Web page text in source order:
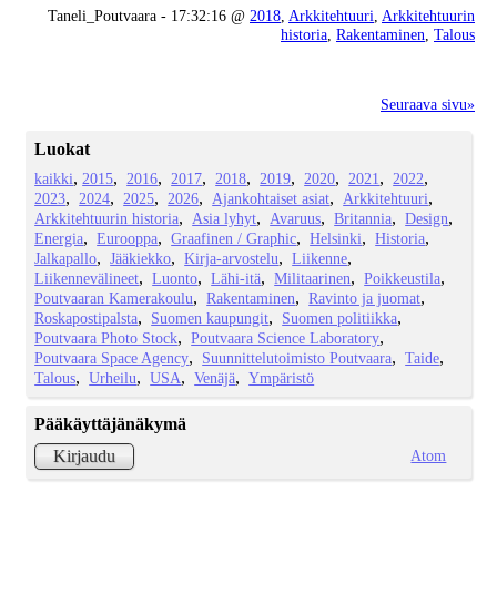
Taneli_Poutvaara - 17:32:16 @ 2018, Arkkitehtuuri, Arkkitehtuurin
historia, Rakentaminen, Talous
Seuraava sivu»
Luokat
kaikki 2015 2016 2017 2018 2019 2020 2021
2022
2023
2024 2025 2026 Ajankohtaiset asiat
Arkkitehtuuri
Arkkitehtuurin historia
Asia lyhyt Avaruus Britannia
Design
Energia
Eurooppa Graafinen / Graphic Helsinki
Historia
Jalkapallo
Jääkiekko Kirja-arvostelu
Liikenne
Liikennevälineet
Luonto Lähi-itä Militaarinen
Poikkeustila
Poutvaaran Kamerakoulu
Rakentaminen
Ravinto ja juomat
Roskapostipalsta
Suomen kaupungit
Suomen politiikka
Poutvaara Photo Stock
Poutvaara Science Laboratory
Poutvaara Space Agency
Suunnittelutoimisto Poutvaara
Taide
Talous
Urheilu USA Venäjä Ympäristö
Pääkäyttäjänäkymä
Kirjaudu
Atom